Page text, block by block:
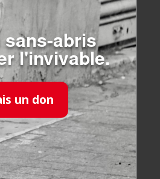
conformité avec les
sans-abris
l'invivable.
un don